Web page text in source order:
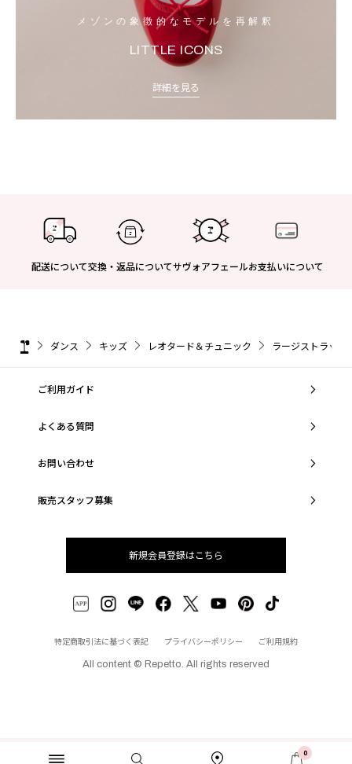
0
メゾンの象徴的なモデルを再解釈
LITTLE ICONS
詳細を見る
配送について交換・返品についてサヴォアフェールお支払いについて
ダンス キッズ レオタード＆チュニック ラージストラップ
ご利用ガイド
よくある質問
お問い合わせ
販売スタッフ募集
新規会員登録はこちら
特定商取引法に基づく表記 プライバシーポリシー ご利用規約
All content © Repetto. All rights reserved